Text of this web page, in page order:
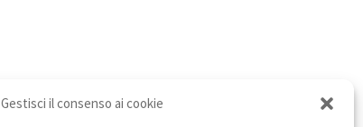
Gestisci il consenso ai cookie